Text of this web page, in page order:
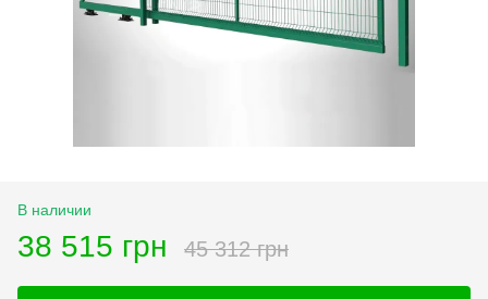
В наличии
38 515 грн 45 312 грн